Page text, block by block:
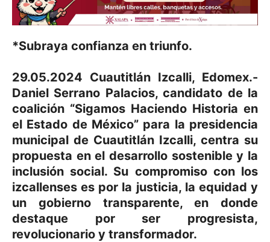
*Subraya confianza en triunfo.
29.05.2024 Cuautitlán Izcalli, Edomex.-
Daniel Serrano Palacios, candidato de la
coalición “Sigamos Haciendo Historia en
el Estado de México” para la presidencia
municipal de Cuautitlán Izcalli, centra su
propuesta en el desarrollo sostenible y la
inclusión social. Su compromiso con los
izcallenses es por la justicia, la equidad y
un gobierno transparente, en donde
destaque por ser progresista,
revolucionario y transformador.